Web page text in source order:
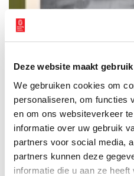
Deze website maakt
We gebruiken cookies om
personaliseren, om functies
en om ons websiteverkeer
informatie over uw gebruik
partners voor social media,
partners kunnen deze
informatie die u aan ze
verleden’
Naar aanleiding van het
HeerlijkHeden organiseert de
Heemstede-Bennebroek
‘Hoe vertel je het verhaal over
Oneindig Noord-Holland is hier
te verzorgen over het online
1 min